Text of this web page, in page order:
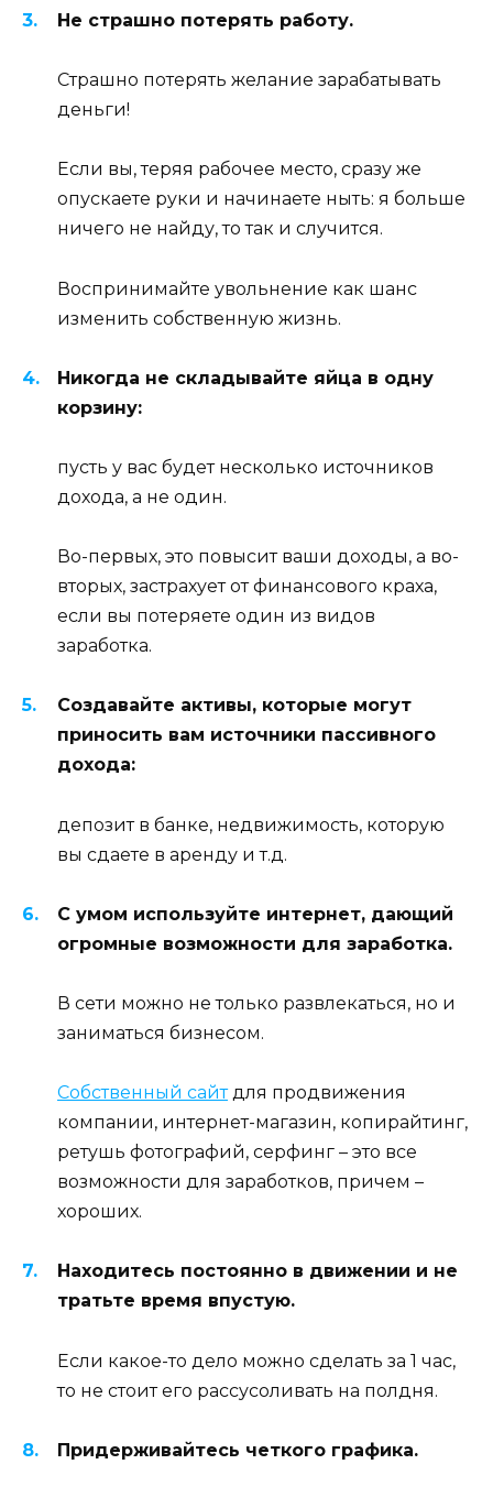
Не страшно потерять работу.
Страшно потерять желание зарабатывать
деньги!
Если вы, теряя рабочее место, сразу же
опускаете руки и начинаете ныть: я больше
ничего не найду, то так и случится.
Воспринимайте увольнение как шанс
изменить собственную жизнь.
Никогда не складывайте яйца в одну
корзину:
пусть у вас будет несколько источников
дохода, а не один.
Во-первых, это повысит ваши доходы, а во-
вторых, застрахует от финансового краха,
если вы потеряете один из видов
заработка.
Создавайте активы, которые могут
приносить вам источники пассивного
дохода:
депозит в банке, недвижимость, которую
вы сдаете в аренду и т.д.
С умом используйте интернет, дающий
огромные возможности для заработка.
В сети можно не только развлекаться, но и
заниматься бизнесом.
Собственный сайтдля продвижения
компании, интернет-магазин, копирайтинг,
ретушь фотографий, серфинг – это все
возможности для заработков, причем –
хороших.
Находитесь постоянно в движении и не
тратьте время впустую.
Если какое-то дело можно сделать за 1 час,
то не стоит его рассусоливать на полдня.
Придерживайтесь четкого графика.